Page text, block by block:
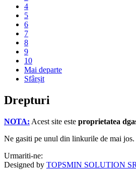
4
5
6
7
8
9
10
Mai departe
Sfârșit
Drepturi
NOTA: Acest site este proprietatea
Ne gasiti pe unul din linkurile de mai jos.
Urmariti-ne:
Designed by TOPSMIN SOLUTION